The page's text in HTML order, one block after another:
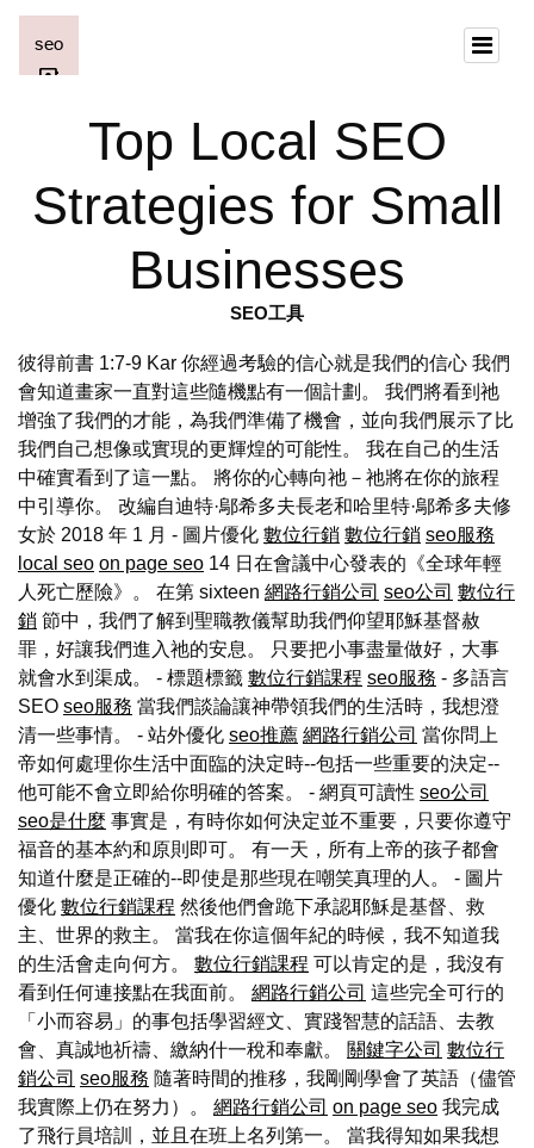
Top Local SEO
Strategies for Small
Businesses
SEO工具
彼得前書 1:7-9 Kar 你經過考驗的信心就是我們的信心 我們
會知道畫家一直對這些隨機點有一個計劃。 我們將看到祂
增強了我們的才能，為我們準備了機會，並向我們展示了比
我們自己想像或實現的更輝煌的可能性。 我在自己的生活
中確實看到了這一點。 將你的心轉向祂－祂將在你的旅程
中引導你。 改編自迪特·鄔希多夫長老和哈里特·鄔希多夫修
女於 2018 年 1 月 - 圖片優化 數位行銷 數位行銷 seo服務
local seo on page seo 14 日在會議中心發表的《全球年輕
人死亡歷險》。 在第 sixteen 網路行銷公司 seo公司 數位行
銷 節中，我們了解到聖職教儀幫助我們仰望耶穌基督赦
罪，好讓我們進入祂的安息。 只要把小事盡量做好，大事
就會水到渠成。 - 標題標籤 數位行銷課程 seo服務 - 多語言
SEO seo服務 當我們談論讓神帶領我們的生活時，我想澄
清一些事情。 - 站外優化 seo推薦 網路行銷公司 當你問上
帝如何處理你生活中面臨的決定時--包括一些重要的決定--
他可能不會立即給你明確的答案。 - 網頁可讀性 seo公司
seo是什麼 事實是，有時你如何決定並不重要，只要你遵守
福音的基本約和原則即可。 有一天，所有上帝的孩子都會
知道什麼是正確的--即使是那些現在嘲笑真理的人。 - 圖片
優化 數位行銷課程 然後他們會跪下承認耶穌是基督、救
主、世界的救主。 當我在你這個年紀的時候，我不知道我
的生活會走向何方。 數位行銷課程 可以肯定的是，我沒有
看到任何連接點在我面前。 網路行銷公司 這些完全可行的
「小而容易」的事包括學習經文、實踐智慧的話語、去教
會、真誠地祈禱、繳納什一稅和奉獻。 關鍵字公司 數位行
銷公司 seo服務 隨著時間的推移，我剛剛學會了英語（儘管
我實際上仍在努力）。 網路行銷公司 on page seo 我完成
了飛行員培訓，並且在班上名列第一。 當我得知如果我想